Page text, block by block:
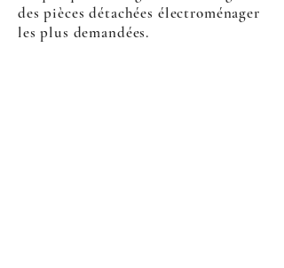
des pièces détachées électroménager
les plus demandées.